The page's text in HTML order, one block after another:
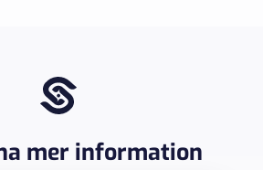
mer information